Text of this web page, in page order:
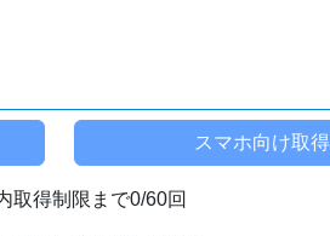
取得制限まで0/60回